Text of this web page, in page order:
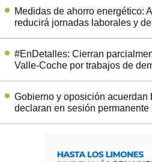
Medidas de ahorro energético:
reducirá jornadas laborales y
#EnDetalles: Cierran
Valle-Coche por trabajos de
Gobierno y oposición acuerdan
declaran en sesión